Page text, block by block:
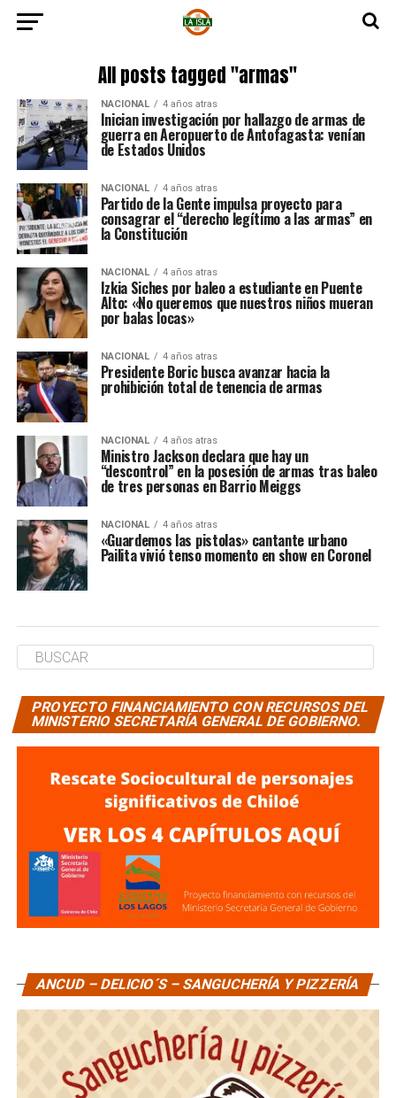
All posts tagged "armas"
NACIONAL 4 años atras
Inician investigación por hallazgo de armas de
guerra en Aeropuerto de Antofagasta: venían
de Estados Unidos
NACIONAL 4 años atras
Partido de la Gente impulsa proyecto para
consagrar el “derecho legítimo a las armas” en
la Constitución
NACIONAL 4 años atras
Izkia Siches por baleo a estudiante en Puente
Alto: «No queremos que nuestros niños mueran
por balas locas»
NACIONAL 4 años atras
Presidente Boric busca avanzar hacia la
prohibición total de tenencia de armas
NACIONAL 4 años atras
Ministro Jackson declara que hay un
“descontrol” en la posesión de armas tras baleo
de tres personas en Barrio Meiggs
NACIONAL 4 años atras
«Guardemos las pistolas» cantante urbano
Pailita vivió tenso momento en show en Coronel
PROYECTO FINANCIAMIENTO CON RECURSOS DEL
MINISTERIO SECRETARÍA GENERAL DE GOBIERNO.
ANCUD – DELICIO´S – SANGUCHERÍA Y PIZZERÍA